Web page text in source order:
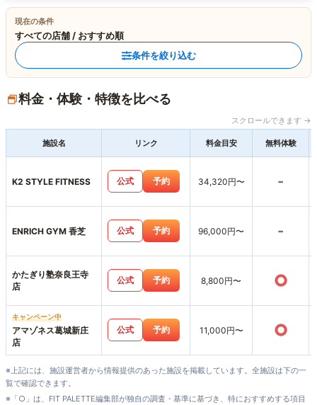
現在の条件
すべての店舗 / おすすめ順
条件を絞り込む
料金・体験・特徴を比べる
スクロールできます →
施設名 リンク 料金目安 無料体験
K2 STYLE FITNESS 公式 予約 34,320円〜 -
ENRICH GYM 香芝 公式 予約 96,000円〜 -
かたぎり塾奈良王寺
店
公式 予約 8,800円〜 ○
キャンペーン中
アマゾネス葛城新庄
店
公式 予約 11,000円〜 ○
※上記には、施設運営者から情報提供のあった施設を掲載しています。全施設は下の一
覧で確認できます。
※「○」は、FIT PALETTE編集部が独自の調査・基準に基づき、特におすすめする項目